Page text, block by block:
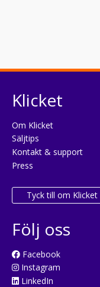
Klicket
Om Klicket
Säljtips
Kontakt & support
Press
Tyck till om Klicket
Följ oss
Facebook
Instagram
LinkedIn